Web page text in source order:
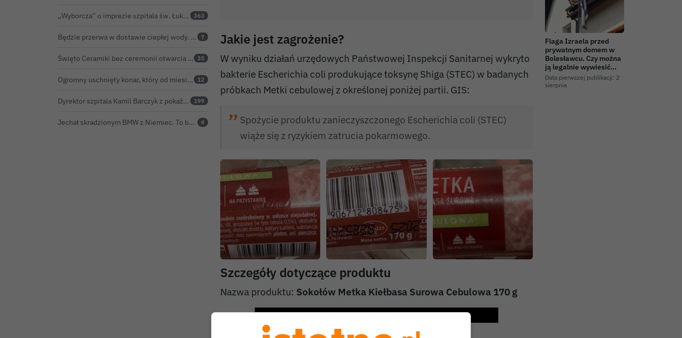
„Wyborcza” o imprezie szpitala św. Łukasza: kontrowersyjna gala dla pracowników 363
Będzie przerwa w dostawie ciepłej wody. ZEC Bolesławiec zapowiada prace remontowe 7
Święto Ceramiki bez ceremonii otwarcia na dworcu. Co z obietnicą prezydenta Bolesławca? 35
Ogromny uschnięty konar, który od miesięcy zagrażał ludziom w Bolesławcu, wycięty 12
Dyrektor szpitala Kamil Barczyk z pokaźnym majątkiem 199
Jechał skradzionym BMW z Niemiec. To był dopiero początek problemów 33-latka 4
Jakie jest zagrożenie?
W wyniku działań urzędowych Państwowej Inspekcji Sanitarnej wykryto
bakterie Escherichia coli produkujące toksynę Shiga (STEC) w badanych
próbkach Metki cebulowej z określonej poniżej partii. GIS:
Spożycie produktu zanieczyszczonego Escherichia coli (STEC)
wiąże się z ryzykiem zatrucia pokarmowego.
Szczegóły dotyczące produktu
Nazwa produktu: Sokołów Metka Kiełbasa Surowa Cebulowa 170 g
Flaga Izraela przed
prywatnym domem w
Bolesławcu. Czy można
ją legalnie wywiesić…
Data pierwszej publikacji: 2
sierpnia